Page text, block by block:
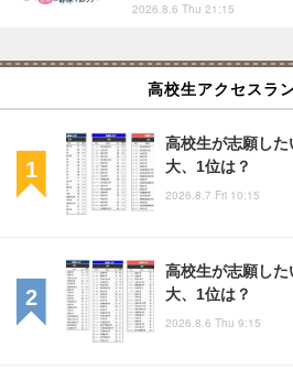
2026.8.6 Thu 21:15
高校生アクセスラ
高校生が志願し
大、1位は？
2026.8.7 Fri 10:15
高校生が志願し
大、1位は？
2026.8.6 Thu 9:15